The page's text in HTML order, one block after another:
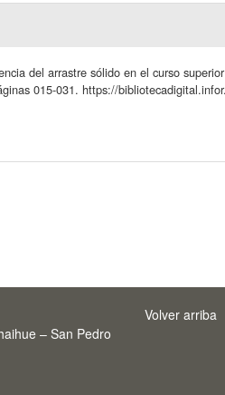
del arrastre sólido en el curso
015-031. https://
– San Pedro
Volver arriba